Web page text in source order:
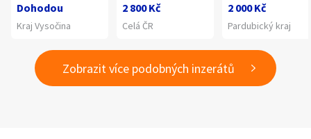
Dohodou
Kraj Vysočina
2 800 Kč
Celá ČR
2 000 Kč
Pardubický kraj
Zobrazit více podobných inzerátů